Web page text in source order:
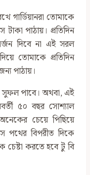
গার্ডিয়ানরা তোমাকে
পাঠায়। প্রতিদিন
দিবে না এই সরল
তোমাকে প্রতিদিন
পাঠায়।
পাবে। অথবা, এই
৫০ বছর সোশ্যাল
চেয়ে পিছিয়ে
পথের বিপরীত দিকে
চেষ্টা করতে হবে টু বি